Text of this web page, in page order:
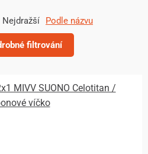
Nejdražší Podle názvu
filtrování
MIVV SUONO Celotitan /
víčko